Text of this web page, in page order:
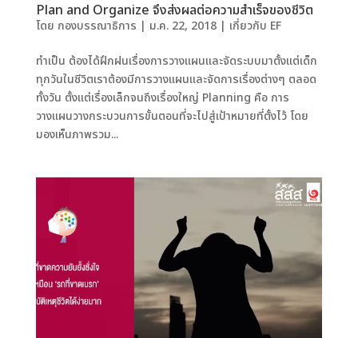
Plan and Organize จึงส่งผลต่อความสำเร็จของชีวิต
โดย กองบรรณาธิการ | ม.ค. 22, 2018| เกี่ยวกับ EF
ทำเป็น ต้องได้ฝึกฝนเรื่องการวางแผนและจัดระบบมาตั้งแต่เด็ก
ทุกวันในชีวิตเราต้องมีการวางแผนและจัดการเรื่องต่างๆ ตลอด
ทั้งวัน ตั้งแต่เรื่องเล็กจนถึงเรื่องใหญ่ Planning คือ การ
วางแผนวางกระบวนการขั้นตอนที่จะไปสู่เป้าหมายที่ตั้งไว้ โดย
มองเห็นภาพรวม...